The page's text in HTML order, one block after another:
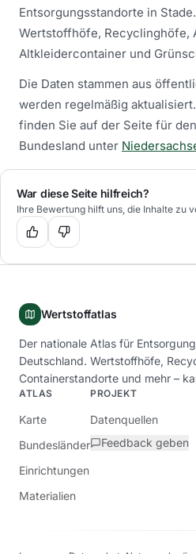
Entsorgungsstandorte in Stade
Wertstoffhöfe, Recyclinghöfe,
Altkleidercontainer und
Die Daten stammen aus
werden regelmäßig aktualisiert.
finden Sie auf der Seite für den
Bundesland unter
War diese Seite hilfreich?
Ihre Bewertung hilft uns, die Inhalte zu
Wertstoffatlas
Der nationale Atlas für
Deutschland. Wertstoffhöfe,
Containerstandorte und mehr –
ATLAS
Karte
Bundesländer
Einrichtungen
Materialien
PROJEKT
Datenquellen
Feedback geben